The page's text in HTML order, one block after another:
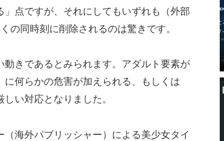
」点ですが、それにしてもいずれも（外部
の同時刻に削除されるのは驚きです。
きであるとみられます。アダルト要素が
何らかの危害が加えられる、もしくは
い対応となりました。
海外パブリッシャー）による美少女タイ